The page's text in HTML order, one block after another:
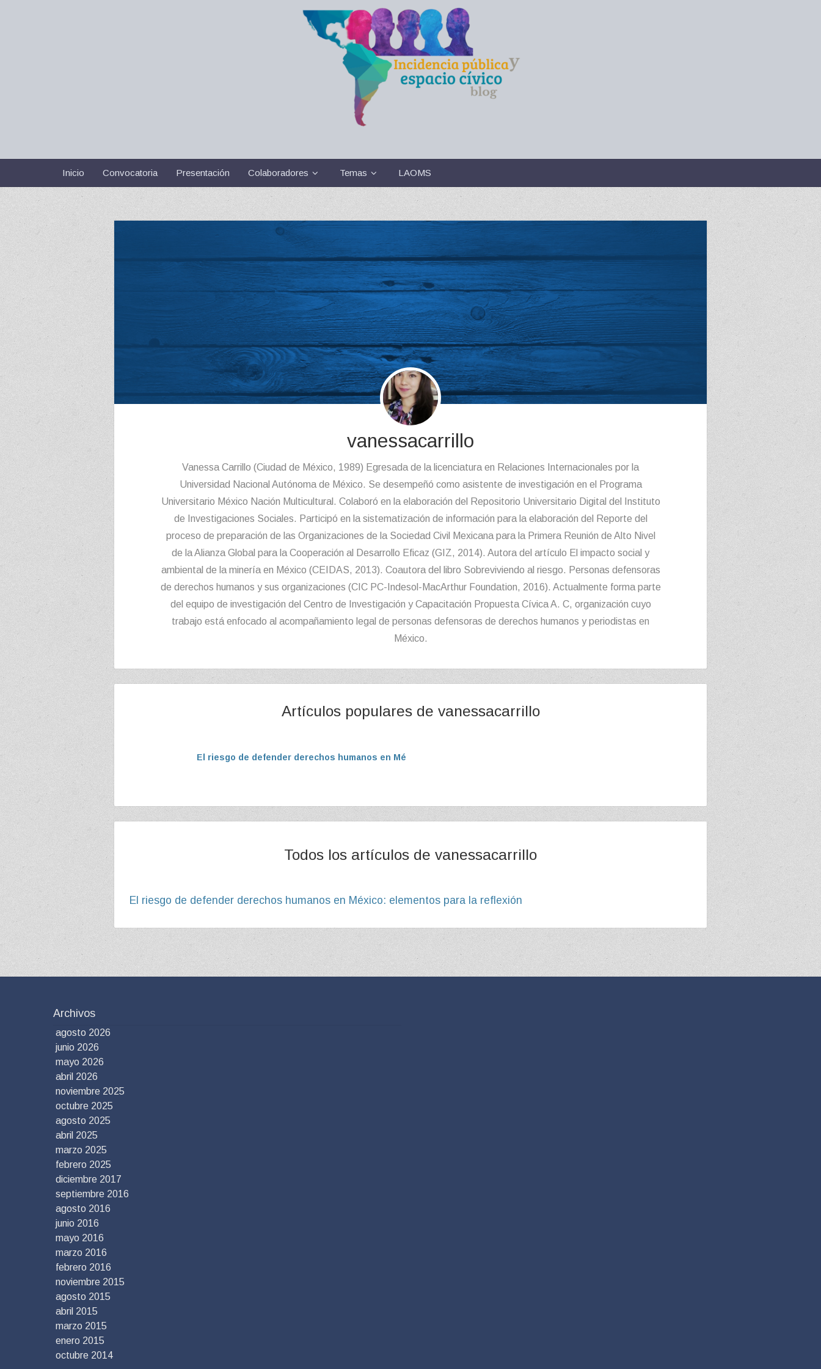
Inicio Convocatoria Presentación Colaboradores Temas LAOMS
vanessacarrillo
Vanessa Carrillo (Ciudad de México, 1989) Egresada de la licenciatura en Relaciones Internacionales por la
Universidad Nacional Autónoma de México. Se desempeñó como asistente de investigación en el Programa
Universitario México Nación Multicultural. Colaboró en la elaboración del Repositorio Universitario Digital del Instituto
de Investigaciones Sociales. Participó en la sistematización de información para la elaboración del Reporte del
proceso de preparación de las Organizaciones de la Sociedad Civil Mexicana para la Primera Reunión de Alto Nivel
de la Alianza Global para la Cooperación al Desarrollo Eficaz (GIZ, 2014). Autora del artículo El impacto social y
ambiental de la minería en México (CEIDAS, 2013). Coautora del libro Sobreviviendo al riesgo. Personas defensoras
de derechos humanos y sus organizaciones (CIC PC-Indesol-MacArthur Foundation, 2016). Actualmente forma parte
del equipo de investigación del Centro de Investigación y Capacitación Propuesta Cívica A. C, organización cuyo
trabajo está enfocado al acompañamiento legal de personas defensoras de derechos humanos y periodistas en
México.
Artículos populares de vanessacarrillo
El riesgo de defender derechos humanos en México: elementos para la reflexión
Todos los artículos de vanessacarrillo
El riesgo de defender derechos humanos en México: elementos para la reflexión
Archivos
agosto 2026
junio 2026
mayo 2026
abril 2026
noviembre 2025
octubre 2025
agosto 2025
abril 2025
marzo 2025
febrero 2025
diciembre 2017
septiembre 2016
agosto 2016
junio 2016
mayo 2016
marzo 2016
febrero 2016
noviembre 2015
agosto 2015
abril 2015
marzo 2015
enero 2015
octubre 2014